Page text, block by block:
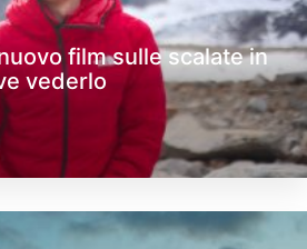
film sulle scalate in
vederlo